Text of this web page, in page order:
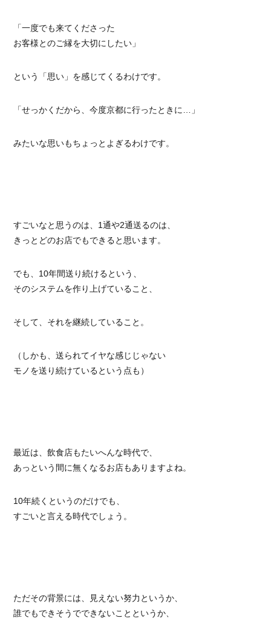
「一度でも来てくださった
お客様とのご縁を大切にしたい」
という「思い」を感じてくるわけです。
「せっかくだから、今度京都に行ったときに…」
みたいな思いもちょっとよぎるわけです。
すごいなと思うのは、1通や2通送るのは、
きっとどのお店でもできると思います。
でも、10年間送り続けるという、
そのシステムを作り上げていること、
そして、それを継続していること。
（しかも、送られてイヤな感じじゃない
モノを送り続けているという点も）
最近は、飲食店もたいへんな時代で、
あっという間に無くなるお店もありますよね。
10年続くというのだけでも、
すごいと言える時代でしょう。
ただその背景には、見えない努力というか、
誰でもできそうでできないことというか、